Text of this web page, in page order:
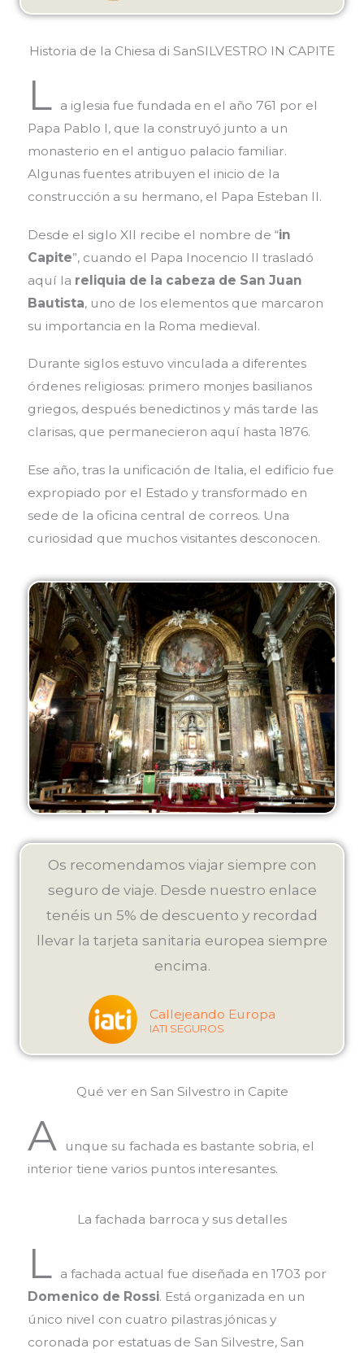
Historia de la Chiesa di SanSILVESTRO IN CAPITE
L a iglesia fue fundada en el año 761 por el
Papa Pablo I, que la construyó junto a un
monasterio en el antiguo palacio familiar.
Algunas fuentes atribuyen el inicio de la
construcción a su hermano, el Papa Esteban II.
Desde el siglo XII recibe el nombre de “in
Capite”, cuando el Papa Inocencio II trasladó
aquí la reliquia de la cabeza de San Juan
Bautista, uno de los elementos que marcaron
su importancia en la Roma medieval.
Durante siglos estuvo vinculada a diferentes
órdenes religiosas: primero monjes basilianos
griegos, después benedictinos y más tarde las
clarisas, que permanecieron aquí hasta 1876.
Ese año, tras la unificación de Italia, el edificio fue
expropiado por el Estado y transformado en
sede de la oficina central de correos. Una
curiosidad que muchos visitantes desconocen.
Os recomendamos viajar siempre con
seguro de viaje. Desde nuestro enlace
tenéis un 5% de descuento y recordad
llevar la tarjeta sanitaria europea siempre
encima.
Callejeando Europa
IATI SEGUROS
Qué ver en San Silvestro in Capite
A
unque su fachada es bastante sobria, el
interior tiene varios puntos interesantes.
La fachada barroca y sus detalles
L a fachada actual fue diseñada en 1703 por
Domenico de Rossi. Está organizada en un
único nivel con cuatro pilastras jónicas y
coronada por estatuas de San Silvestre, San